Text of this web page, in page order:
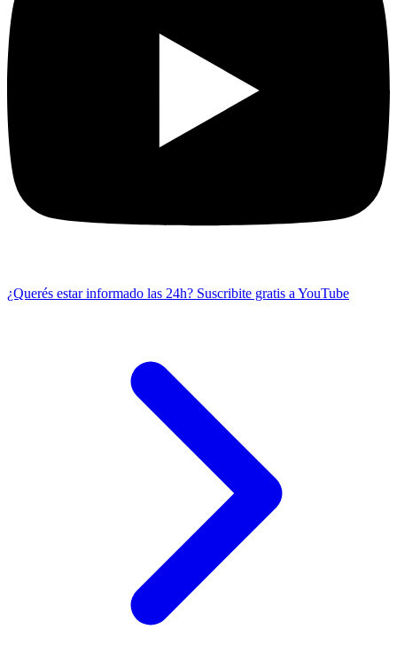
¿Querés estar informado las 24h? Suscribite gratis a YouTube